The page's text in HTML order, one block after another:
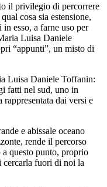
il privilegio di percorrere
cosa sia estensione,
in esso, a farne uso per
Luisa Daniele
“appunti”, un misto di
Luisa Daniele Toffanin:
fatti nel sud, uno in
dai versi e
e abissale oceano
rende il percorso
questo punto, proprio
cercarla fuori di noi la